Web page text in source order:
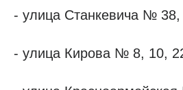
- улица Станкевича № 38,
- улица Кирова № 8, 10,